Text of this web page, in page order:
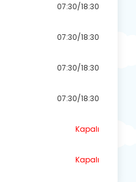
07:30/18:30
07:30/18:30
07:30/18:30
07:30/18:30
Kapalı
Kapalı